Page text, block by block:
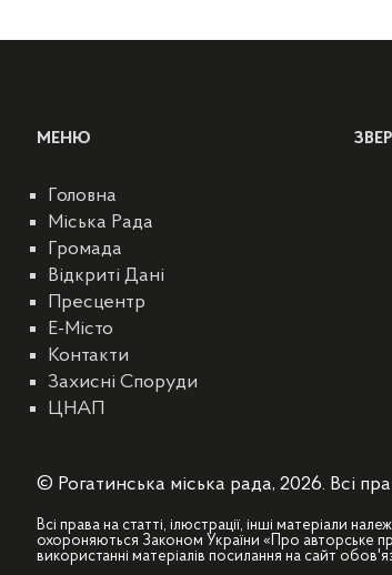
МЕНЮ
Головна
Міська Рада
Громада
Відкриті Дані
Пресцентр
E-Місто
Контакти
Захисні Споруди
ЦНАП
© Рогатинська міська рада, 2026. Всі
Всі права на статті, ілюстрації, інші матеріали
охороняються Законом України «Про авторське
використанні матеріалів посилання на сайт